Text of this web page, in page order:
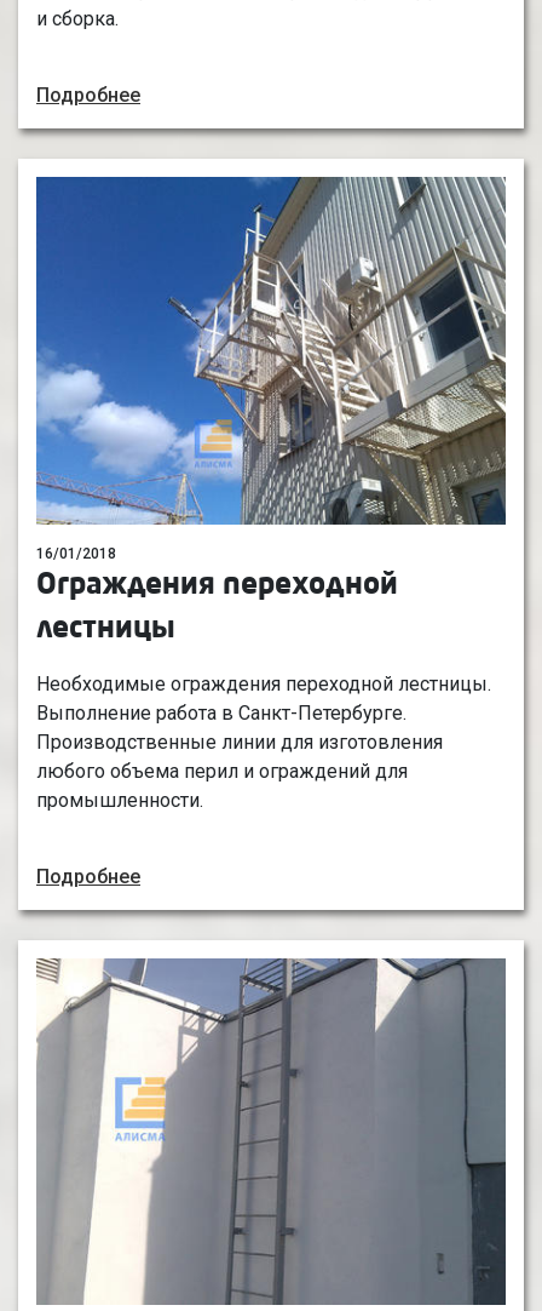
и сборка.
Подробнее
16/01/2018
Ограждения переходной
лестницы
Необходимые ограждения переходной лестницы.
Выполнение работа в Санкт-Петербурге.
Производственные линии для изготовления
любого объема перил и ограждений для
промышленности.
Подробнее